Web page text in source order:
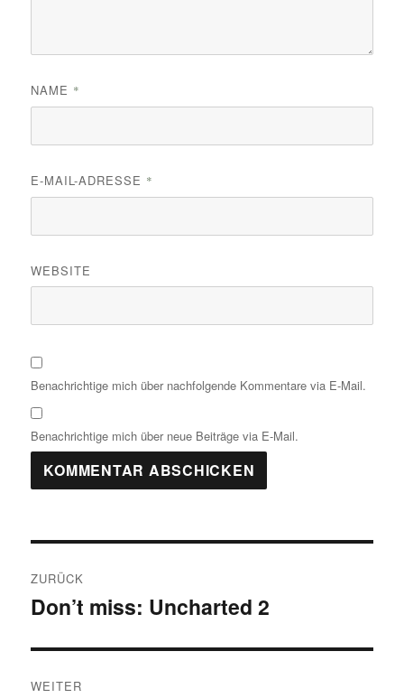
NAME *
E-MAIL-ADRESSE *
WEBSITE
Benachrichtige mich über nachfolgende Kommentare via E-Mail.
Benachrichtige mich über neue Beiträge via E-Mail.
ZURÜCK
Vorheriger
Don’t miss: Uncharted 2
WEITER